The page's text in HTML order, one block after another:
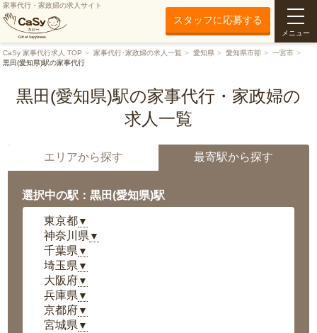
家事代行・家政婦の求人サイト
スタッフに応募する
メニュー
CaSy 家事代行求人 TOP 家事代行･家政婦の求人一覧 愛知県 愛知県市部
一宮市
黒田(愛知県)駅の家事代行
黒田(愛知県)駅の家事代行・家政婦の
求人一覧
エリアから探す 最寄駅から探す
選択中の駅：黒田(愛知県)駅
東京都▼
神奈川県 ▼
千葉県 ▼
埼玉県 ▼
大阪府▼
兵庫県 ▼
京都府▼
宮城県 ▼